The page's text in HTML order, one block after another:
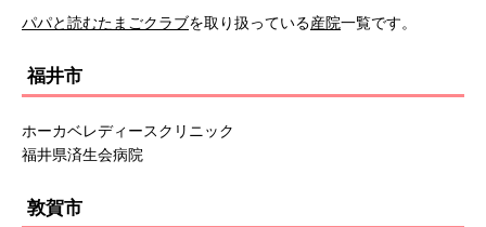
パパと読むたまごクラブを取り扱っている産院一覧です。
福井市
ホーカベレディースクリニック
福井県済生会病院
敦賀市